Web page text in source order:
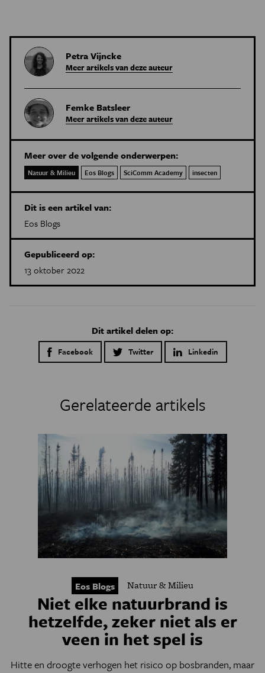
Petra Vijncke
Meer artikels van deze auteur
Femke Batsleer
Meer artikels van deze auteur
Meer over de volgende onderwerpen:
Natuur & Milieu Eos Blogs SciComm Academy insecten
Dit is een artikel van:
Eos Blogs
Gepubliceerd op:
13 oktober 2022
Dit artikel delen op:
Facebook Twitter Linkedin
Gerelateerde artikels
Eos Blogs Natuur & Milieu
Niet elke natuurbrand is
hetzelfde, zeker niet als er
veen in het spel is
Hitte en droogte verhogen het risico op bosbranden, maar